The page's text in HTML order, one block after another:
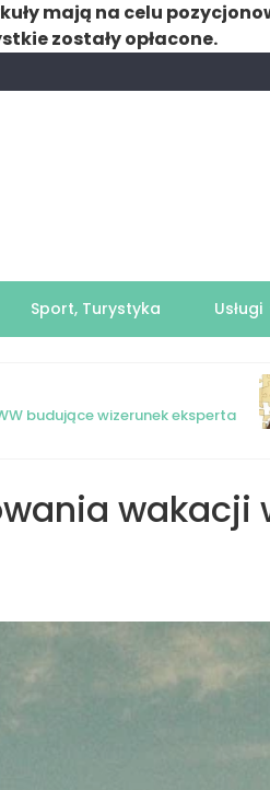
mają na celu
zostały opłacone.
Sport, Turystyka Usługi
budujące wizerunek eksperta
wakacji